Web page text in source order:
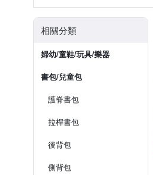
相關分類
婦幼/童鞋/玩具/樂器
書包/兒童包
護脊書包
拉桿書包
後背包
側背包